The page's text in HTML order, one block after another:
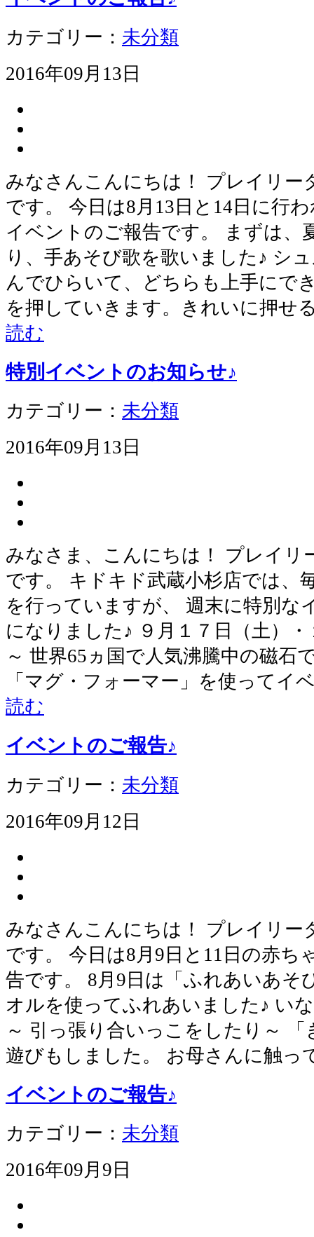
カテゴリー： 未分類
2016年09月13日
みなさんこんにちは！ プレイリー
です。 今日は8月13日と14日に行
イベントのご報告です。 まずは、
り、手あそび歌を歌いました♪ シ
んでひらいて、どちらも上手にで
を押していきます。きれいに押せ
読む
特別イベントのお知らせ♪
カテゴリー： 未分類
2016年09月13日
みなさま、こんにちは！ プレイリ
です。 キドキド武蔵小杉店では、
を行っていますが、 週末に特別な
になりました♪ ９月１７日（土）
～ 世界65ヵ国で人気沸騰中の磁石
「マグ・フォーマー」を使ってイ
読む
イベントのご報告♪
カテゴリー： 未分類
2016年09月12日
みなさんこんにちは！ プレイリー
です。 今日は8月9日と11日の赤ち
告です。 8月9日は「ふれあいあそ
オルを使ってふれあいました♪ い
～ 引っ張り合いっこをしたり～
遊びもしました。 お母さんに触
イベントのご報告♪
カテゴリー： 未分類
2016年09月9日